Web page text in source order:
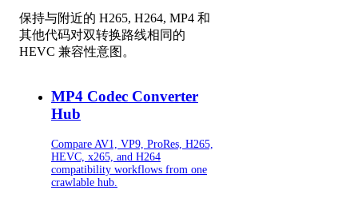
保持与附近的 H265, H264, MP4 和
其他代码对双转换路线相同的
HEVC 兼容性意图。
MP4 Codec Converter
Hub
Compare AV1, VP9, ProRes, H265,
HEVC, x265, and H264
compatibility workflows from one
crawlable hub.